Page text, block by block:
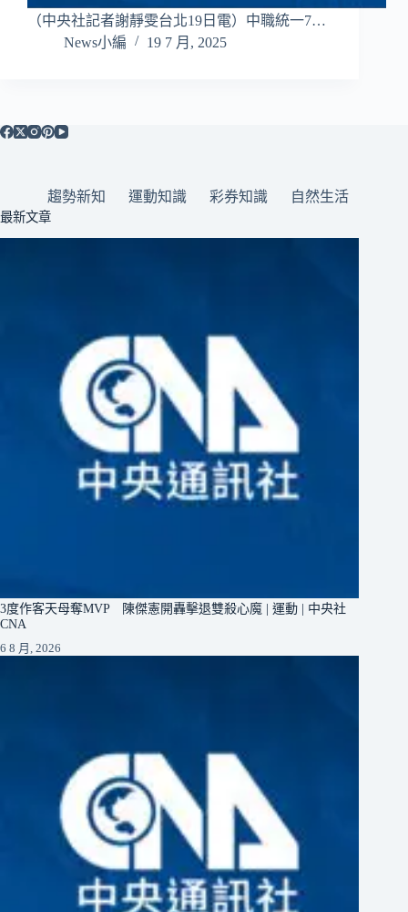
（中央社記者謝靜雯台北19日電）中職統一7…
News小編
19 7 月, 2025
趨勢新知 運動知識 彩券知識 自然生活
最新文章
3度作客天母奪MVP 陳傑憲開轟擊退雙殺心魔 | 運動 | 中央社
CNA
6 8 月, 2026